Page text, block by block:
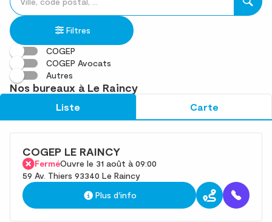
un
établissement
renseigner
une
adresse
résultat(s)
trouvé(s)
Filtres
COGEP
COGEP Avocats
Autres
Nos bureaux à Le Raincy
Liste Carte
COGEP LE RAINCY
FerméOuvre le 31 août à 09:00
59 Av. Thiers 93340 Le Raincy
Plus d'info